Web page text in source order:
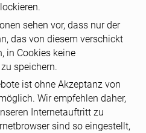
sehen vor, dass nur der
das von diesem verschickt
in Cookies keine
speichern.
ist ohne Akzeptanz von
Wir empfehlen daher,
Internetauftritt zu
sind so eingestellt,